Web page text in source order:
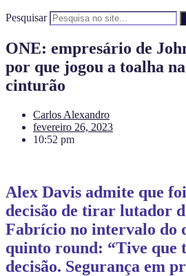
Pesquisar
ONE: empresário de
por que jogou a toalha
cinturão
Carlos Alexandro
fevereiro 26, 2023
10:52 pm
Alex Davis admite que
decisão de tirar lutador
Fabrício no intervalo do
quinto round: “Tive que
decisão. Segurança em